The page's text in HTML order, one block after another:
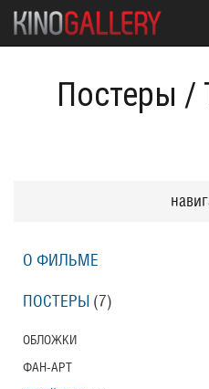
Постеры /
О ФИЛЬМЕ
ПОСТЕРЫ (7)
ОБЛОЖКИ
ФАН-АРТ